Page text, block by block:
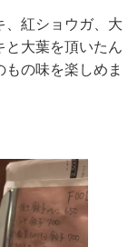
、紅ショウガ、大
大葉を頂いたん
の味を楽しめま